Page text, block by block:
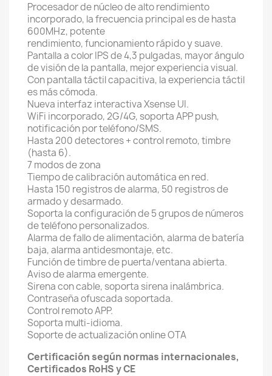
Procesador de núcleo de alto rendimiento
incorporado, la frecuencia principal es de hasta
600MHz, potente
rendimiento, funcionamiento rápido y suave.
Pantalla a color IPS de 4,3 pulgadas, mayor ángulo
de visión de la pantalla, mejor experiencia visual.
Con pantalla táctil capacitiva, la experiencia táctil
es más cómoda.
Nueva interfaz interactiva Xsense UI.
WiFi incorporado, 2G/4G, soporta APP push,
notificación por teléfono/SMS.
Hasta 200 detectores + control remoto, timbre
(hasta 6).
7 modos de zona
Tiempo de calibración automática en red.
Hasta 150 registros de alarma, 50 registros de
armado y desarmado.
Soporta la configuración de 5 grupos de números
de teléfono personalizados.
Alarma de fallo de alimentación, alarma de batería
baja, alarma antidesmontaje, etc.
Función de timbre de puerta/ventana abierta.
Aviso de alarma emergente.
Sirena con cable, soporta sirena inalámbrica.
Contraseña ofuscada soportada.
Control remoto APP.
Soporta multi-idioma.
Soporte de actualización online OTA
Certificación según normas internacionales,
Certificados RoHS y CE